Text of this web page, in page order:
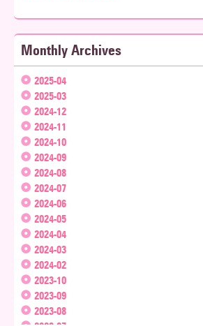
Monthly Archives
2025-04
2025-03
2024-12
2024-11
2024-10
2024-09
2024-08
2024-07
2024-06
2024-05
2024-04
2024-03
2024-02
2023-10
2023-09
2023-08